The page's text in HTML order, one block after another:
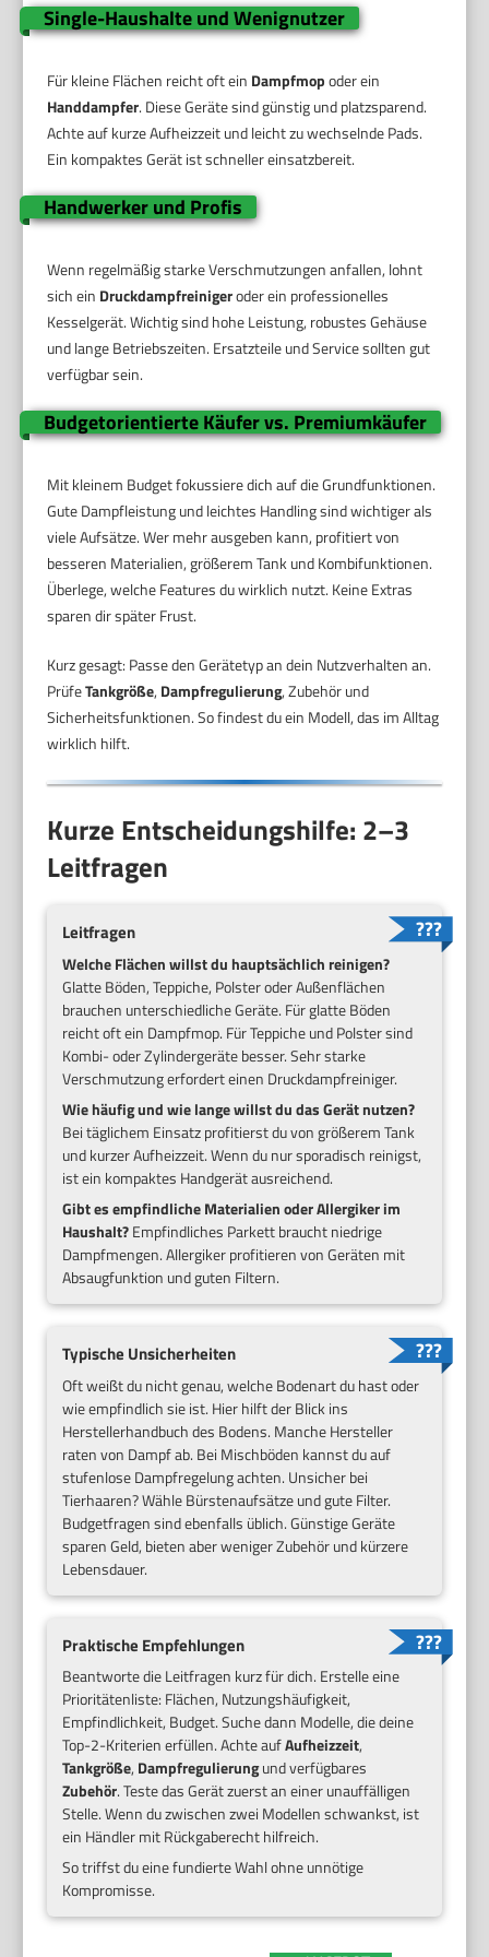
Single-Haushalte und Wenignutzer
Für kleine Flächen reicht oft ein Dampfmopoder ein
Handdampfer. Diese Geräte sind günstig und platzsparend.
Achte auf kurze Aufheizzeit und leicht zu wechselnde Pads.
Ein kompaktes Gerät ist schneller einsatzbereit.
Handwerker und Profis
Wenn regelmäßig starke Verschmutzungen anfallen, lohnt
sich ein Druckdampfreinigeroder ein professionelles
Kesselgerät. Wichtig sind hohe Leistung, robustes Gehäuse
und lange Betriebszeiten. Ersatzteile und Service sollten gut
verfügbar sein.
Budgetorientierte Käufer vs. Premiumkäufer
Mit kleinem Budget fokussiere dich auf die Grundfunktionen.
Gute Dampfleistung und leichtes Handling sind wichtiger als
viele Aufsätze. Wer mehr ausgeben kann, profitiert von
besseren Materialien, größerem Tank und Kombifunktionen.
Überlege, welche Features du wirklich nutzt. Keine Extras
sparen dir später Frust.
Kurz gesagt: Passe den Gerätetyp an dein Nutzverhalten an.
PrüfeTankgröße, Dampfregulierung, Zubehör und
Sicherheitsfunktionen. So findest du ein Modell, das im Alltag
wirklich hilft.
Kurze Entscheidungshilfe: 2–3
Leitfragen
Leitfragen
Welche Flächen willst du hauptsächlich reinigen?
Glatte Böden, Teppiche, Polster oder Außenflächen
brauchen unterschiedliche Geräte. Für glatte Böden
reicht oft ein Dampfmop. Für Teppiche und Polster sind
Kombi- oder Zylindergeräte besser. Sehr starke
Verschmutzung erfordert einen Druckdampfreiniger.
Wie häufig und wie lange willst du das Gerät nutzen?
Bei täglichem Einsatz profitierst du von größerem Tank
und kurzer Aufheizzeit. Wenn du nur sporadisch reinigst,
ist ein kompaktes Handgerät ausreichend.
Gibt es empfindliche Materialien oder Allergiker im
Haushalt?Empfindliches Parkett braucht niedrige
Dampfmengen. Allergiker profitieren von Geräten mit
Absaugfunktion und guten Filtern.
Typische Unsicherheiten
Oft weißt du nicht genau, welche Bodenart du hast oder
wie empfindlich sie ist. Hier hilft der Blick ins
Herstellerhandbuch des Bodens. Manche Hersteller
raten von Dampf ab. Bei Mischböden kannst du auf
stufenlose Dampfregelung achten. Unsicher bei
Tierhaaren? Wähle Bürstenaufsätze und gute Filter.
Budgetfragen sind ebenfalls üblich. Günstige Geräte
sparen Geld, bieten aber weniger Zubehör und kürzere
Lebensdauer.
Praktische Empfehlungen
Beantworte die Leitfragen kurz für dich. Erstelle eine
Prioritätenliste: Flächen, Nutzungshäufigkeit,
Empfindlichkeit, Budget. Suche dann Modelle, die deine
Top-2-Kriterien erfüllen. Achte aufAufheizzeit,
Tankgröße, Dampfregulierungund verfügbares
Zubehör. Teste das Gerät zuerst an einer unauffälligen
Stelle. Wenn du zwischen zwei Modellen schwankst, ist
ein Händler mit Rückgaberecht hilfreich.
So triffst du eine fundierte Wahl ohne unnötige
Kompromisse.